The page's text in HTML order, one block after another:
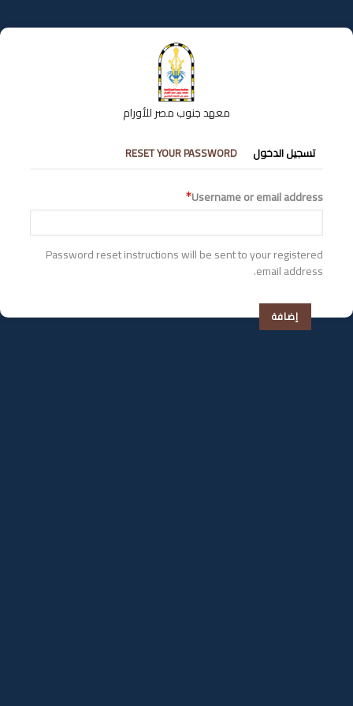
إلى
المحتوى
معهد جنوب مصر للأورام
التبويبات
الأساسية
تسجيل الدخول RESET YOUR PASSWORD
Username or email address
Password reset instructions will be sent to your registered
email address.